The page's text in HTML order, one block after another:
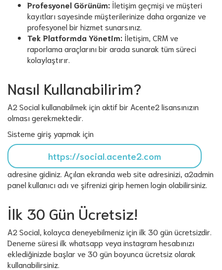
Profesyonel Görünüm: İletişim geçmişi ve müşteri
kayıtları sayesinde müşterilerinize daha organize ve
profesyonel bir hizmet sunarsınız.
Tek Platformda Yönetim: İletişim, CRM ve
raporlama araçlarını bir arada sunarak tüm süreci
kolaylaştırır.
Nasıl Kullanabilirim?
A2 Social kullanabilmek için aktif bir Acente2 lisansınızın
olması gerekmektedir.
Sisteme giriş yapmak için
https://social.acente2.com
adresine gidiniz. Açılan ekranda web site adresinizi, a2admin
panel kullanıcı adı ve şifrenizi girip hemen login olabilirsiniz.
İlk 30 Gün Ücretsiz!
A2 Social, kolayca deneyebilmeniz için ilk 30 gün ücretsizdir.
Deneme süresi ilk whatsapp veya instagram hesabınızı
eklediğinizde başlar ve 30 gün boyunca ücretsiz olarak
kullanabilirsiniz.